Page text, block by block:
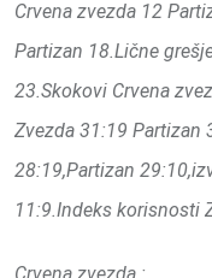
Crvena zvezda 12
Partizan 18.Lične
23.Skokovi Crvena
Zvezda 31:19 Partizan
28:19,Partizan
11:9.Indeks korisnosti